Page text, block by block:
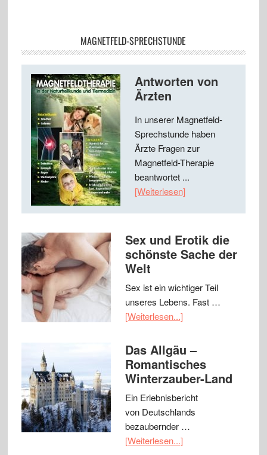
MAGNETFELD-SPRECHSTUNDE
Antworten von
Ärzten
In unserer Magnetfeld-
Sprechstunde haben
Ärzte Fragen zur
Magnetfeld-Therapie
beantwortet ...
[Weiterlesen]
Sex und Erotik die
schönste Sache der
Welt
Sex ist ein wichtiger Teil
unseres Lebens. Fast …
[Weiterlesen...]
Das Allgäu –
Romantisches
Winterzauber-Land
Ein Erlebnisbericht
von Deutschlands
bezaubernder …
[Weiterlesen...]